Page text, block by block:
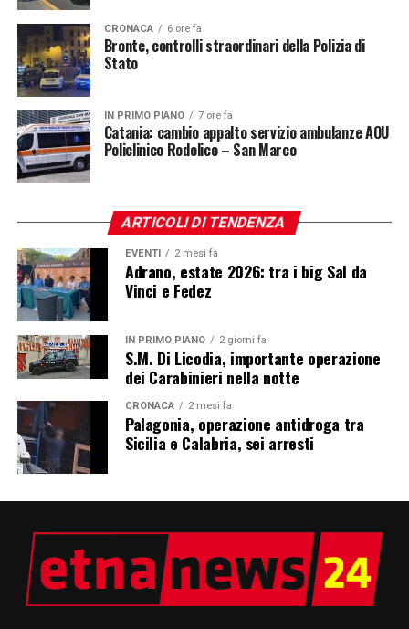
CRONACA 6 ore fa
Bronte, controlli straordinari della Polizia di
Stato
IN PRIMO PIANO 7 ore fa
Catania: cambio appalto servizio ambulanze AOU
Policlinico Rodolico – San Marco
ARTICOLI DI TENDENZA
EVENTI 2 mesi fa
Adrano, estate 2026: tra i big Sal da
Vinci e Fedez
IN PRIMO PIANO 2 giorni fa
S.M. Di Licodia, importante operazione
dei Carabinieri nella notte
CRONACA 2 mesi fa
Palagonia, operazione antidroga tra
Sicilia e Calabria, sei arresti